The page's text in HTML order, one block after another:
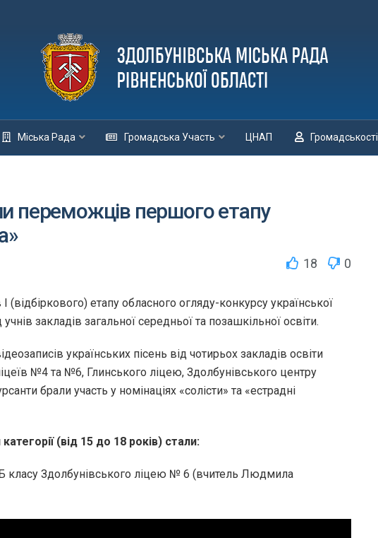
Міська Рада Громадська Участь ЦНАП Громадськості
переможців першого етапу
18 0
етапу обласного огляду-конкурсу української
закладів загальної середньої та позашкільної освіти.
українських пісень від чотирьох закладів освіти
№4 та №6, Глинського ліцею, Здолбунівського центру
брали участь у номінаціях «солісти» та «естрадні
категорії (від 15 до 18 років) стали:
класу Здолбунівського ліцею № 6 (вчитель Людмила